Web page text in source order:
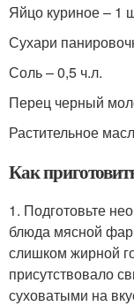
Яйцо куриное – 1
Сухари
Соль – 0,5 ч.л.
Перец черный
Растительное
Как
1. Подготовьте
блюда мясной
слишком жирной
присутствовало
суховатыми на